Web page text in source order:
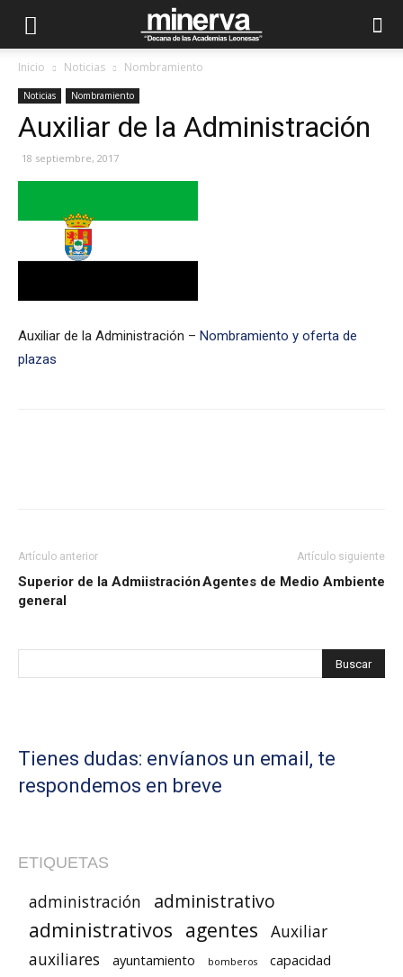
Inicio Noticias Nombramiento
Noticias Nombramiento
Auxiliar de la Administración
18 septiembre, 2017
Auxiliar de la Administración – Nombramiento y oferta de
plazas
Artículo anterior
Superior de la Admiistración
general
Artículo siguiente
Agentes de Medio Ambiente
Tienes dudas: envíanos un email, te
respondemos en breve
ETIQUETAS
administración administrativo
administrativos agentes
Auxiliar
auxiliares
ayuntamiento bomberos capacidad